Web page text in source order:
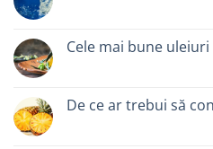
Cele mai bune
De ce ar trebui să